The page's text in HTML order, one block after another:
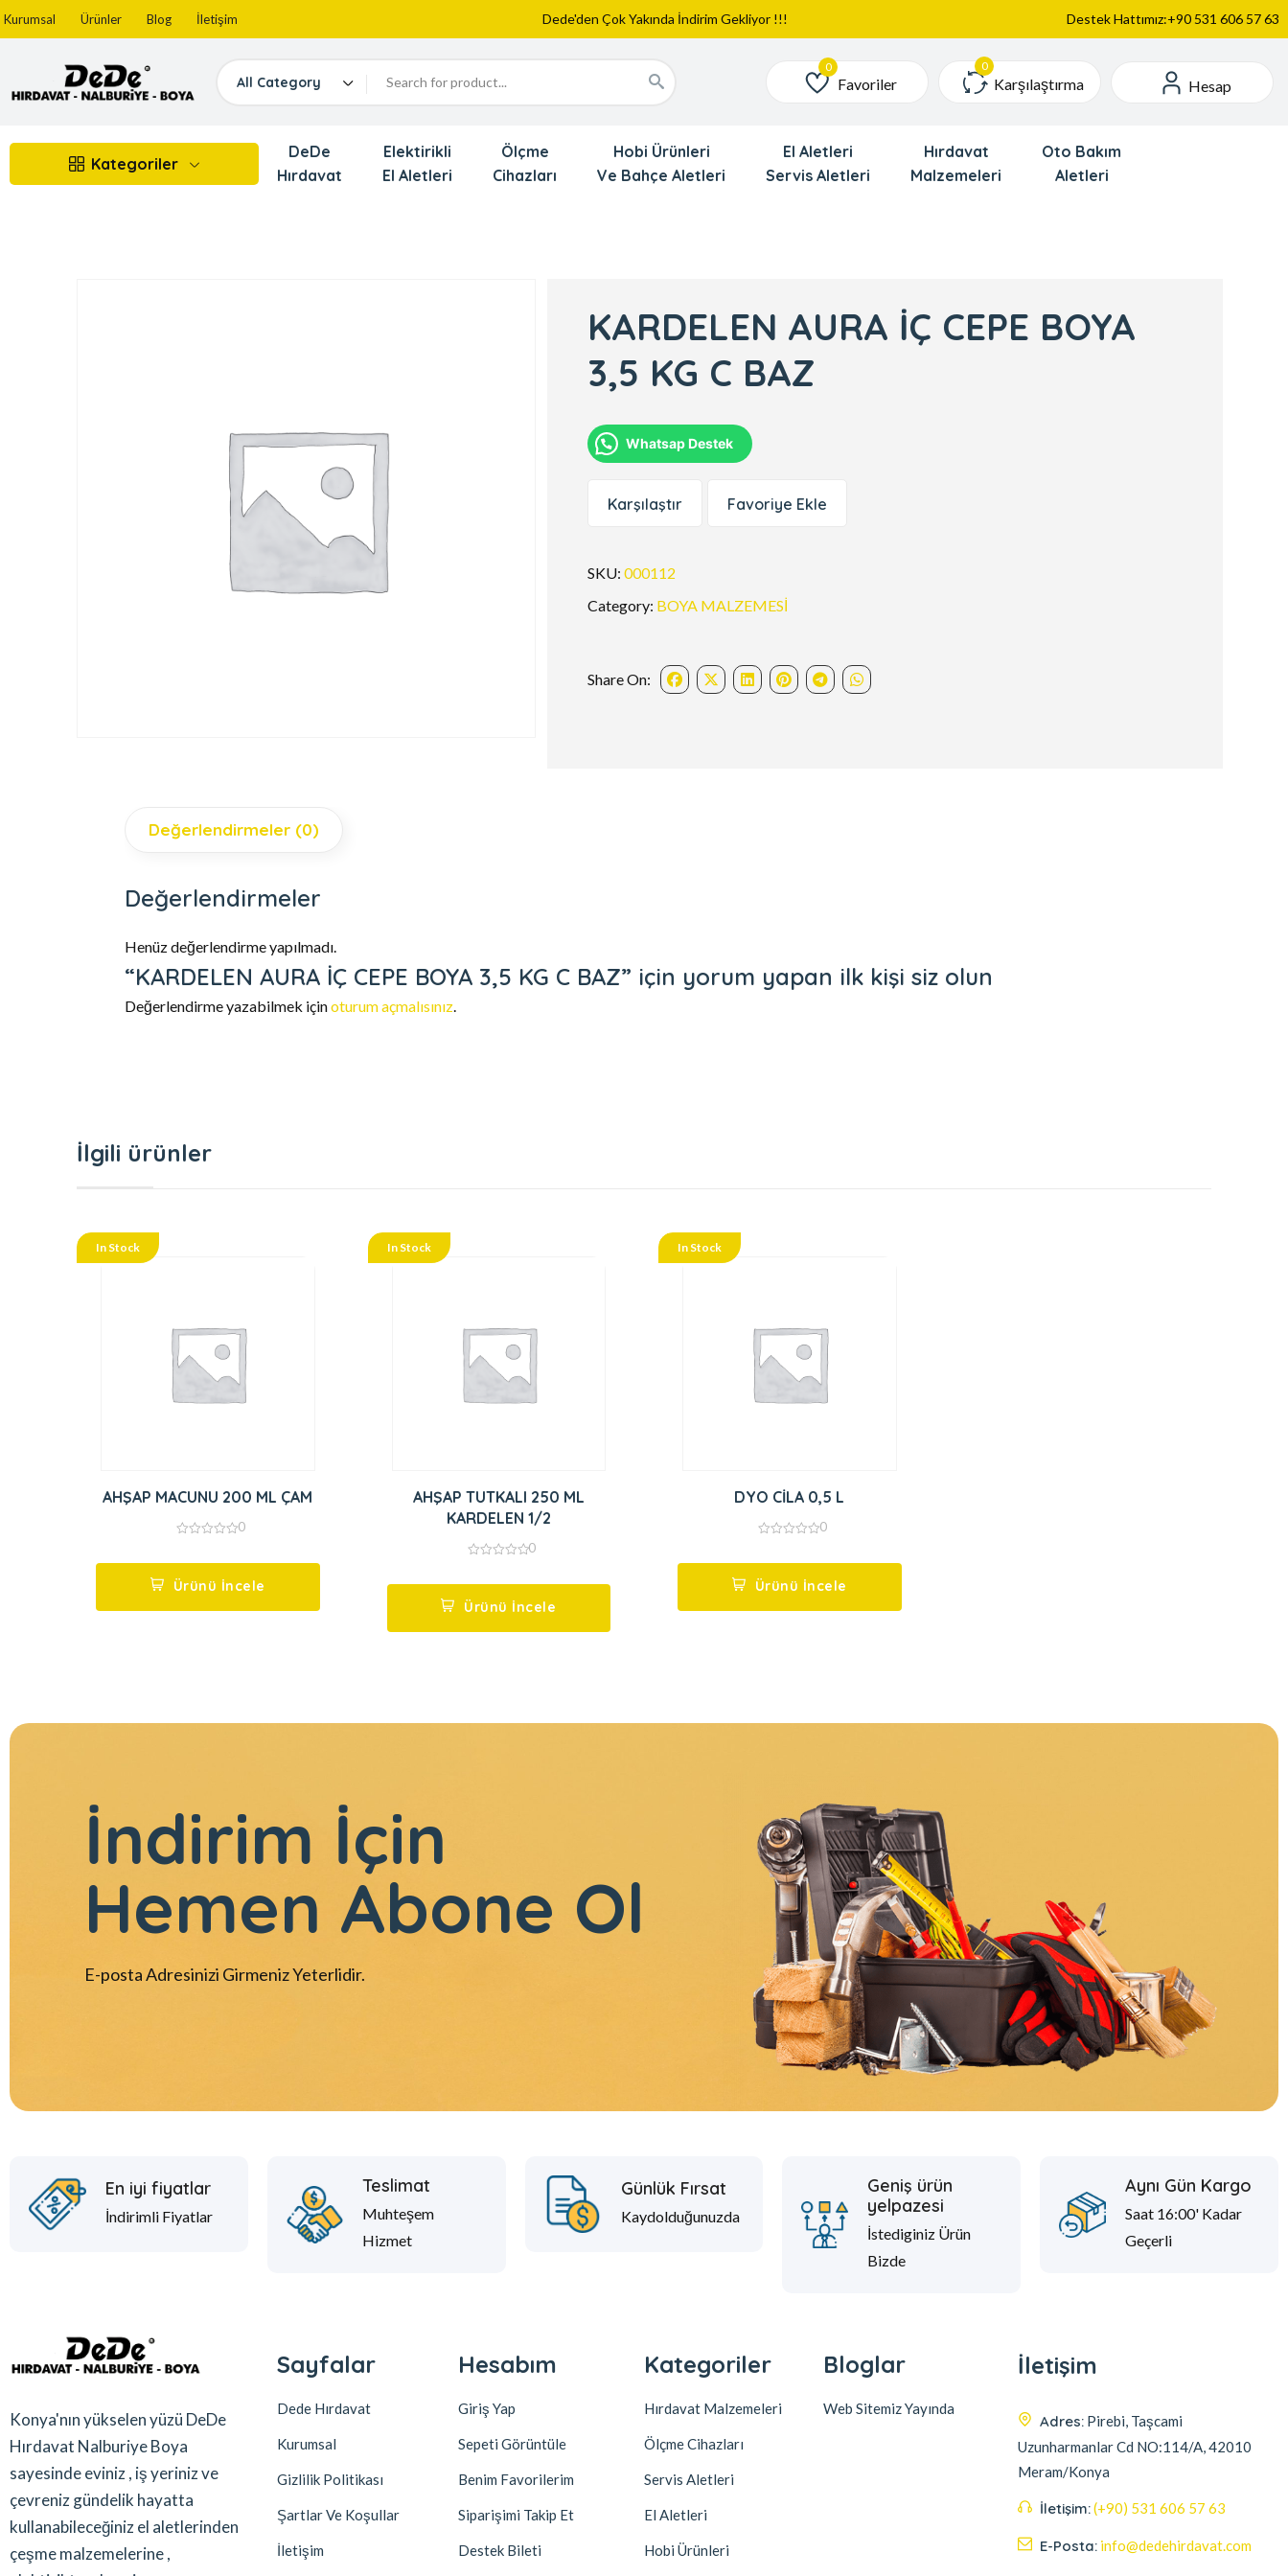
Kurumsal Ürünler Blog İletişim
Web Sitemiz Yayında
Yeni Eklenen Ürünlerimizi İnceledinizmi ?
Destek Hattımız:+90 531 606 57 63
All Category Favoriler
Favoriler Karşılaştırma Hesap
Kategoriler
DeDe
Hırdavat
Elektirikli
El Aletleri
Ölçme
Cihazları
Hobi Ürünleri
Ve Bahçe Aletleri
El Aletleri
Servis Aletleri
Hırdavat
Malzemeleri
Oto Bakım
Aletleri
KARDELEN AURA İÇ CEPE BOYA
3,5 KG C BAZ
Whatsap Destek
Karşılaştır Favoriye Ekle
SKU:000112
Category: BOYA MALZEMESİ
Share On:
Değerlendirmeler (0)
Değerlendirmeler
Henüz değerlendirme yapılmadı.
“KARDELEN AURA İÇ CEPE BOYA 3,5 KG C BAZ” için yorum yapan ilk kişi siz olun
Değerlendirme yazabilmek içinoturum açmalısınız.
İlgili ürünler
In Stock
AHŞAP MACUNU 200 ML ÇAM
5
0
Ürünü İncele
In Stock
AHŞAP TUTKALI 250 ML
KARDELEN 1/2
5
0
Ürünü İncele
In Stock
DYO CİLA 0,5 L
5
0
Ürünü İncele
İndirim İçin
Hemen Abone Ol
E-posta Adresinizi Girmeniz Yeterlidir.
En iyi fiyatlar
İndirimli Fiyatlar
Teslimat
Muhteşem
Hizmet
Günlük Fırsat
Kaydolduğunuzda
Geniş ürün
yelpazesi
İstediginiz Ürün
Bizde
Aynı Gün Kargo
Saat 16:00' Kadar
Geçerli
Konya'nın yükselen yüzü DeDe
Hırdavat Nalburiye Boya
sayesinde eviniz , iş yeriniz ve
çevreniz gündelik hayatta
kullanabileceğiniz el aletlerinden
çeşme malzemelerine ,
Sayfalar
Dede Hırdavat
Kurumsal
Gizlilik Politikası
Şartlar Ve Koşullar
İletişim
Hesabım
Giriş Yap
Sepeti Görüntüle
Benim Favorilerim
Siparişimi Takip Et
Destek Bileti
Kategoriler
Hırdavat Malzemeleri
Ölçme Cihazları
Servis Aletleri
El Aletleri
Hobi Ürünleri
Bloglar
Web Sitemiz Yayında
İletişim
Adres: Pirebi, Taşcami
Uzunharmanlar Cd NO:114/A, 42010
Meram/Konya
İletişim:(+90) 531 606 57 63
E-Posta: info@dedehirdavat.com